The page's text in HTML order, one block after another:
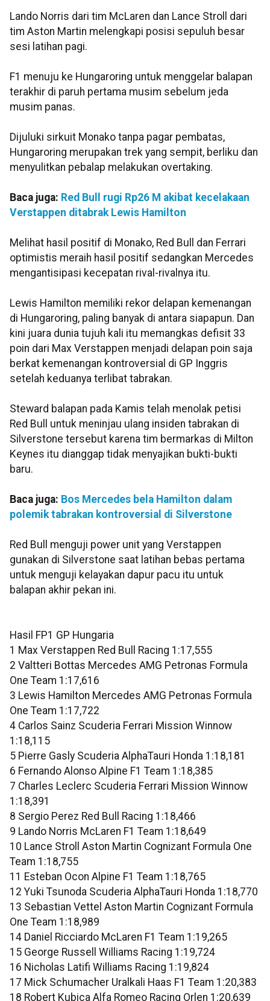
Lando Norris dari tim McLaren dan Lance Stroll dari
tim Aston Martin melengkapi posisi sepuluh besar
sesi latihan pagi.
F1 menuju ke Hungaroring untuk menggelar balapan
terakhir di paruh pertama musim sebelum jeda
musim panas.
Dijuluki sirkuit Monako tanpa pagar pembatas,
Hungaroring merupakan trek yang sempit, berliku dan
menyulitkan pebalap melakukan overtaking.
Baca juga: Red Bull rugi Rp26 M akibat kecelakaan
Verstappen ditabrak Lewis Hamilton
Melihat hasil positif di Monako, Red Bull dan Ferrari
optimistis meraih hasil positif sedangkan Mercedes
mengantisipasi kecepatan rival-rivalnya itu.
Lewis Hamilton memiliki rekor delapan kemenangan
di Hungaroring, paling banyak di antara siapapun. Dan
kini juara dunia tujuh kali itu memangkas defisit 33
poin dari Max Verstappen menjadi delapan poin saja
berkat kemenangan kontroversial di GP Inggris
setelah keduanya terlibat tabrakan.
Steward balapan pada Kamis telah menolak petisi
Red Bull untuk meninjau ulang insiden tabrakan di
Silverstone tersebut karena tim bermarkas di Milton
Keynes itu dianggap tidak menyajikan bukti-bukti
baru.
Baca juga: Bos Mercedes bela Hamilton dalam
polemik tabrakan kontroversial di Silverstone
Red Bull menguji power unit yang Verstappen
gunakan di Silverstone saat latihan bebas pertama
untuk menguji kelayakan dapur pacu itu untuk
balapan akhir pekan ini.
Hasil FP1 GP Hungaria
1 Max Verstappen Red Bull Racing 1:17,555
2 Valtteri Bottas Mercedes AMG Petronas Formula
One Team 1:17,616
3 Lewis Hamilton Mercedes AMG Petronas Formula
One Team 1:17,722
4 Carlos Sainz Scuderia Ferrari Mission Winnow
1:18,115
5 Pierre Gasly Scuderia AlphaTauri Honda 1:18,181
6 Fernando Alonso Alpine F1 Team 1:18,385
7 Charles Leclerc Scuderia Ferrari Mission Winnow
1:18,391
8 Sergio Perez Red Bull Racing 1:18,466
9 Lando Norris McLaren F1 Team 1:18,649
10 Lance Stroll Aston Martin Cognizant Formula One
Team 1:18,755
11 Esteban Ocon Alpine F1 Team 1:18,765
12 Yuki Tsunoda Scuderia AlphaTauri Honda 1:18,770
13 Sebastian Vettel Aston Martin Cognizant Formula
One Team 1:18,989
14 Daniel Ricciardo McLaren F1 Team 1:19,265
15 George Russell Williams Racing 1:19,724
16 Nicholas Latifi Williams Racing 1:19,824
17 Mick Schumacher Uralkali Haas F1 Team 1:20,383
18 Robert Kubica Alfa Romeo Racing Orlen 1:20,639